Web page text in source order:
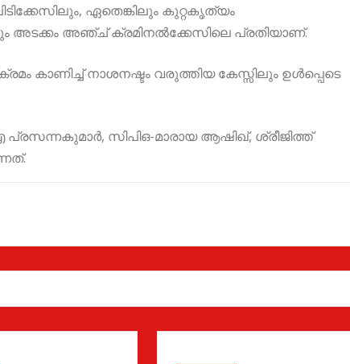
ഏതെങ്കിലും കുറ്റകൃത്യം
അടക്കം അഞ്ച് ക്രമിനൽക്കേസിലെ പ്രതിയാണ്.
കാണിച്ച് നാശനഷ്ടം വരുത്തിയ കേസ്സിലും ഉൾപ്പെടെ
സിപിഒ-മാരായ ആഷിഖ്, ശ്രീജിത്ത്